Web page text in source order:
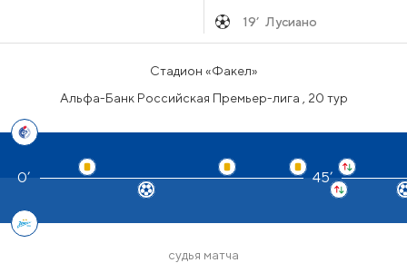
19’ Лусиано
Стадион «Факел»
Альфа-Банк Российская Премьер-лига , 20 тур
45’
судья матча